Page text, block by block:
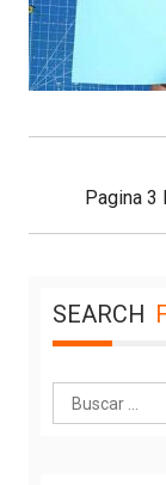
Navegación
Previous
Post:
Pagina
SEARCH
Buscar: